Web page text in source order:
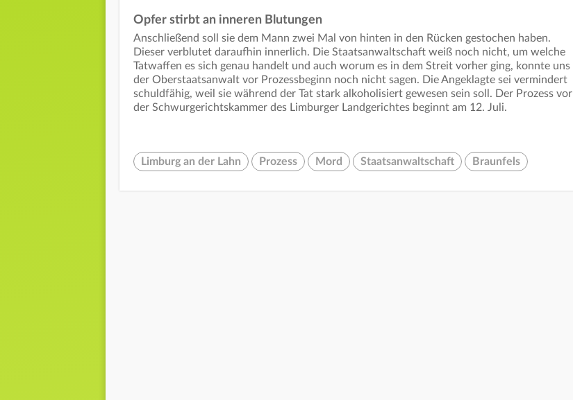
Opfer stirbt an inneren Blutungen
Anschließend soll sie dem Mann zwei Mal von hinten in den Rücken gestochen haben.
Dieser verblutet daraufhin innerlich. Die Staatsanwaltschaft weiß noch nicht, um welche
Tatwaffen es sich genau handelt und auch worum es in dem Streit vorher ging, konnte uns
der Oberstaatsanwalt vor Prozessbeginn noch nicht sagen. Die Angeklagte sei vermindert
schuldfähig, weil sie während der Tat stark alkoholisiert gewesen sein soll. Der Prozess vor
der Schwurgerichtskammer des Limburger Landgerichtes beginnt am 12. Juli.
Limburg an der Lahn Prozess Mord Staatsanwaltschaft Braunfels